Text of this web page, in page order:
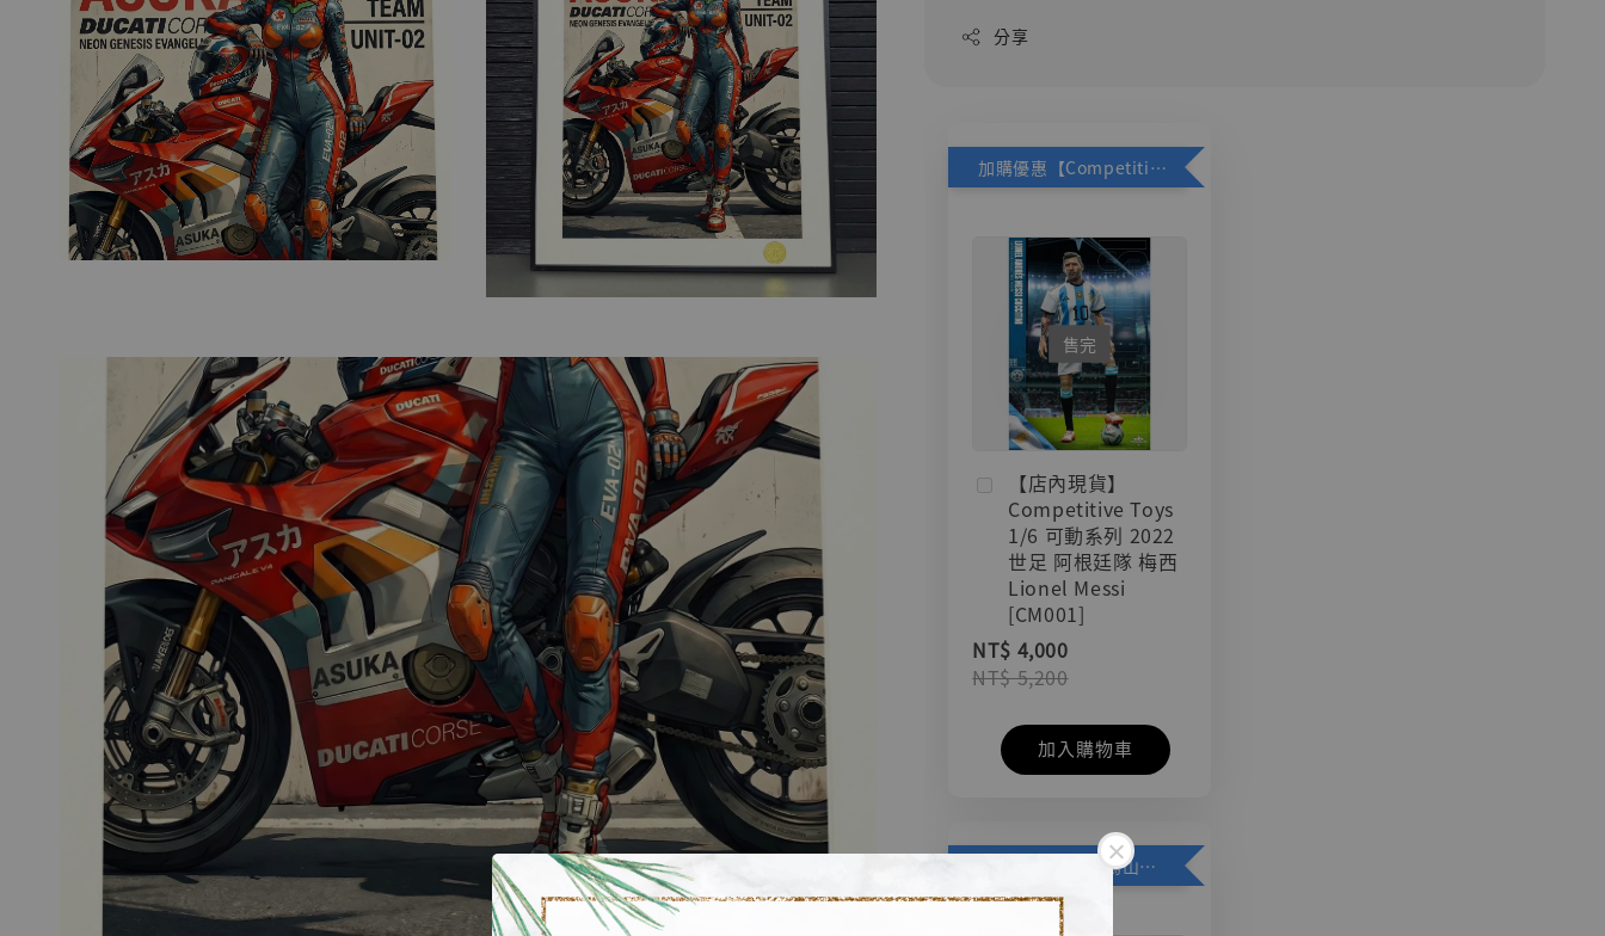
分享
加購優惠【Competitive Toys 梅西 [CM001]】
售完
【店內現貨】
Competitive Toys
1/6 可動系列 2022
世足 阿根廷隊 梅西
Lionel Messi
[CM001]
NT$ 4,000
NT$ 5,200
加入購物車
加購優惠【悟空 鳥山明紀念款 [奇蹟工作室]】